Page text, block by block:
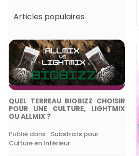
Articles populaires
QUEL TERREAU BIOBIZZ CHOISIR
POUR UNE CULTURE, LIGHTMIX
OU ALLMIX ?
Publié dans: Substrats pour
Culture en Intérieur